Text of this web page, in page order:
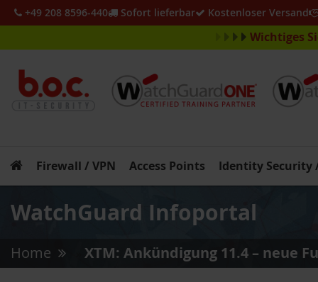
Wichtiges
+49 208 8596-440 Sofort lieferbar Kostenloser Versand
Firewall / VPN Access Points Identity Security
WatchGuard Infoportal
Home XTM: Ankündigung 11.4 – neue